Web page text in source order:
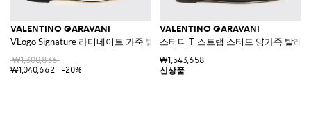
VALENTINO GARAVANI
VLogo Signature 라미네이트 가죽 발레리나 플랫
₩1,300,836
₩1,040,662
-20%
VALENTINO GARAVANI
스터디 T-스트랩 스터드 양가죽 발레
₩1,543,658